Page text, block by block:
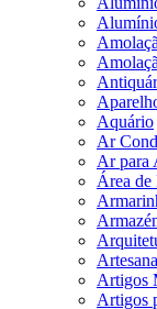
Aquário
Ar
Ar para
Área de
Artigos
Artigos